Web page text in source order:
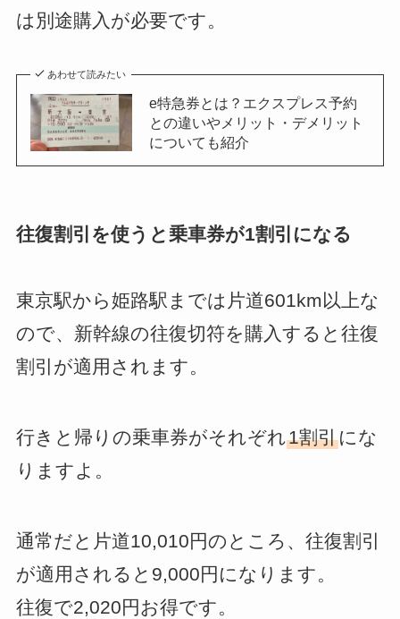
は別途購入が必要です。
あわせて読みたい
e特急券とは？エクスプレス予約
との違いやメリット・デメリット
についても紹介
往復割引を使うと乗車券が1割引になる
東京駅から姫路駅までは片道601km以上な
ので、新幹線の往復切符を購入すると往復
割引が適用されます。
行きと帰りの乗車券がそれぞれ1割引にな
りますよ。
通常だと片道10,010円のところ、往復割引
が適用されると9,000円になります。
往復で2,020円お得です。